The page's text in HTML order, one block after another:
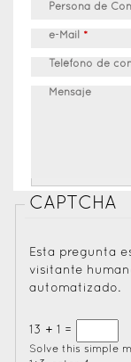
Persona de
e-Mail *
Teléfono de
Mensaje
CAPTCHA
Esta pregunta
visitante
automatizado.
13 + 1 =
Solve this simple